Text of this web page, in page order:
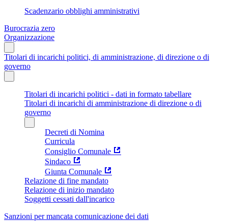
Scadenzario obblighi amministrativi
Burocrazia zero
Organizzazione
Titolari di incarichi politici, di amministrazione, di direzione o di
governo
Titolari di incarichi politici - dati in formato tabellare
Titolari di incarichi di amministrazione di direzione o di
governo
Decreti di Nomina
Curricula
Consiglio Comunale
Sindaco
Giunta Comunale
Relazione di fine mandato
Relazione di inizio mandato
Soggetti cessati dall'incarico
Sanzioni per mancata comunicazione dei dati